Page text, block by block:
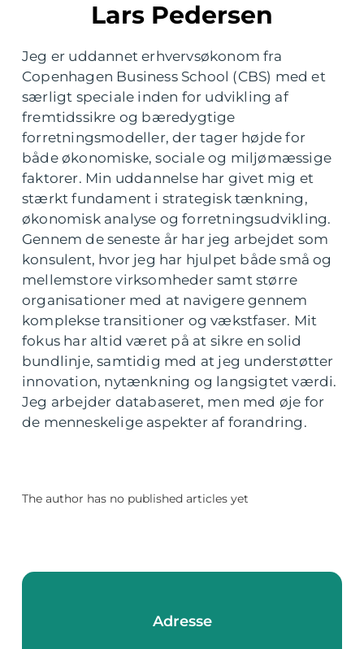
Lars Pedersen
Jeg er uddannet erhvervsøkonom fra
Copenhagen Business School (CBS) med et
særligt speciale inden for udvikling af
fremtidssikre og bæredygtige
forretningsmodeller, der tager højde for
både økonomiske, sociale og miljømæssige
faktorer. Min uddannelse har givet mig et
stærkt fundament i strategisk tænkning,
økonomisk analyse og forretningsudvikling.
Gennem de seneste år har jeg arbejdet som
konsulent, hvor jeg har hjulpet både små og
mellemstore virksomheder samt større
organisationer med at navigere gennem
komplekse transitioner og vækstfaser. Mit
fokus har altid været på at sikre en solid
bundlinje, samtidig med at jeg understøtter
innovation, nytænkning og langsigtet værdi.
Jeg arbejder databaseret, men med øje for
de menneskelige aspekter af forandring.
The author has no published articles yet
Adresse